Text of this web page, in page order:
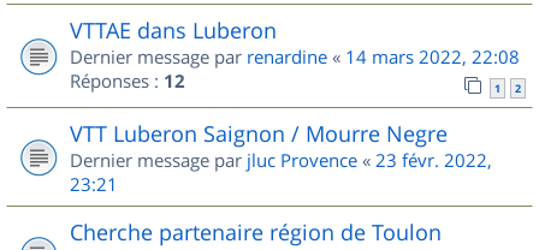
VTTAE dans Luberon
Dernier message par renardine « 14 mars 2022, 22:08
Réponses : 12 1 2
VTT Luberon Saignon / Mourre Negre
Dernier message par jluc Provence « 23 févr. 2022,
23:21
Cherche partenaire région de Toulon